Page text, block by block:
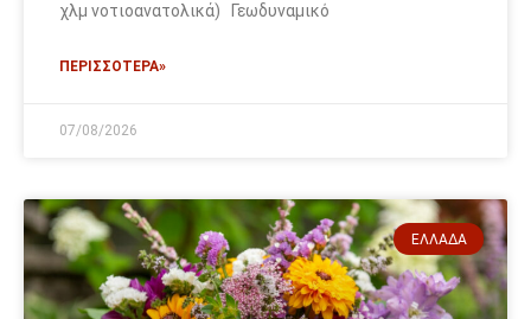
χλμ νοτιοανατολικά) Γεωδυναμικό
ΠΕΡΙΣΣΟΤΕΡΑ»
07/08/2026
ΕΛΛΆΔΑ